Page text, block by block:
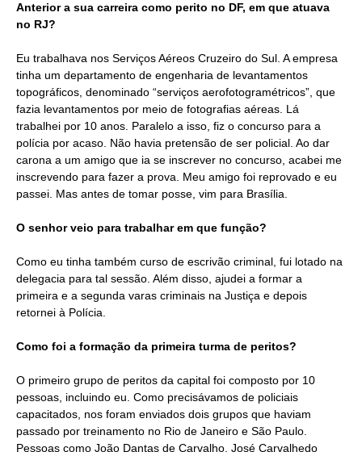
Anterior a sua carreira como perito no DF, em que atuava
no RJ?
Eu trabalhava nos Serviços Aéreos Cruzeiro do Sul. A empresa
tinha um departamento de engenharia de levantamentos
topográficos, denominado “serviços aerofotogramétricos”, que
fazia levantamentos por meio de fotografias aéreas. Lá
trabalhei por 10 anos. Paralelo a isso, fiz o concurso para a
polícia por acaso. Não havia pretensão de ser policial. Ao dar
carona a um amigo que ia se inscrever no concurso, acabei me
inscrevendo para fazer a prova. Meu amigo foi reprovado e eu
passei. Mas antes de tomar posse, vim para Brasília.
O senhor veio para trabalhar em que função?
Como eu tinha também curso de escrivão criminal, fui lotado na
delegacia para tal sessão. Além disso, ajudei a formar a
primeira e a segunda varas criminais na Justiça e depois
retornei à Polícia.
Como foi a formação da primeira turma de peritos?
O primeiro grupo de peritos da capital foi composto por 10
pessoas, incluindo eu. Como precisávamos de policiais
capacitados, nos foram enviados dois grupos que haviam
passado por treinamento no Rio de Janeiro e São Paulo.
Pessoas como João Dantas de Carvalho, José Carvalhedo